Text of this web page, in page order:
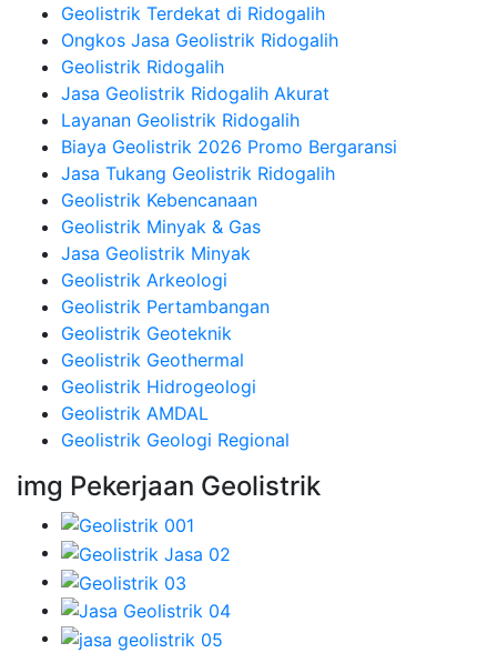
Geolistrik Terdekat di Ridogalih
Ongkos Jasa Geolistrik Ridogalih
Geolistrik Ridogalih
Jasa Geolistrik Ridogalih Akurat
Layanan Geolistrik Ridogalih
Biaya Geolistrik 2026 Promo Bergaransi
Jasa Tukang Geolistrik Ridogalih
Geolistrik Kebencanaan
Geolistrik Minyak & Gas
Jasa Geolistrik Minyak
Geolistrik Arkeologi
Geolistrik Pertambangan
Geolistrik Geoteknik
Geolistrik Geothermal
Geolistrik Hidrogeologi
Geolistrik AMDAL
Geolistrik Geologi Regional
img Pekerjaan Geolistrik